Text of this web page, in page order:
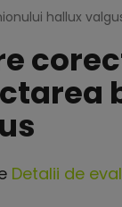
hallux
Detalii de